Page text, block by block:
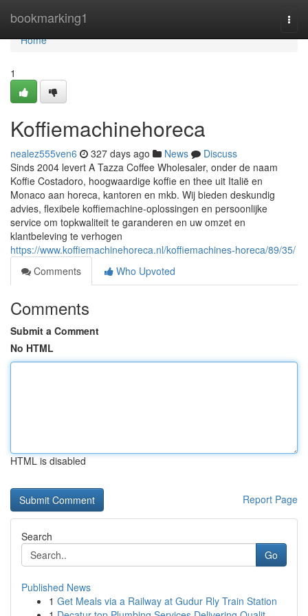
bookmarking1
Home
Home
1
Koffiemachinehoreca
nealez555ven6 327 days ago News
Discuss
Sinds 2004 levert A Tazza Coffee Wholesaler, onder de naam
Koffie Costadoro, hoogwaardige koffie en thee uit Italië en
Monaco aan horeca, kantoren en mkb. Wij bieden deskundig
advies, flexibele koffiemachine-oplossingen en persoonlijke
service om topkwaliteit te garanderen en uw omzet en
klantbeleving te verhogen
https://www.koffiemachinehoreca.nl/koffiemachines-horeca/89/35/
Comments
Who Upvoted
Comments
Submit a Comment
No HTML
HTML is disabled
Report Page
Search
Go
Published News
1 Get Meals via a Railway at Gudur Rly Train Station